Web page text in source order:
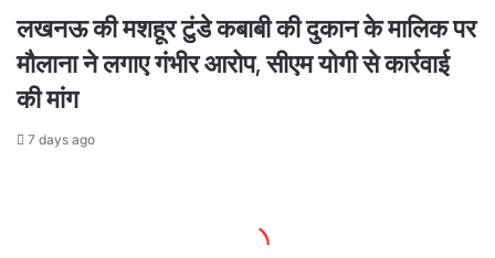
लखनऊ की मशहूर टुंडे कबाबी की दुकान के मालिक पर
मौलाना ने लगाए गंभीर आरोप, सीएम योगी से कार्रवाई
की मांग
7 days ago